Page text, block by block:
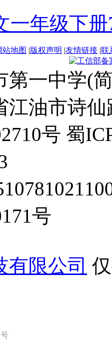
一年级下册
站地图 |版权声明 |友情链接 |联
第一中学(
江油市诗仙
号 蜀
号
有限公司